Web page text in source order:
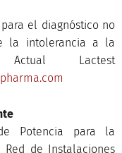
el diagnóstico no
la intolerancia a la
Actual Lactest
Potencia para la
Red de Instalaciones